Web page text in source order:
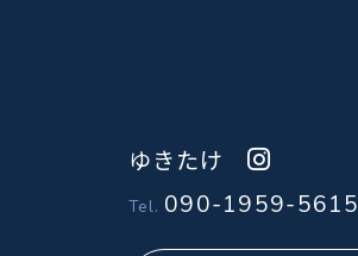
ゆきたけ
Tel. 090-1959-5615